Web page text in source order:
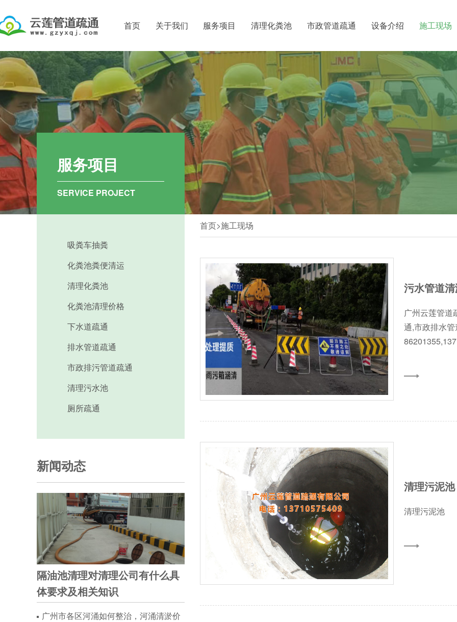
首页 关于我们
公司简介
资质证书
服务项目
吸粪车抽粪
化粪池粪便清运
清理化粪池
化粪池清理价格
下水道疏通
排水管道疏通
市政排污管道疏通
清理污水池
厕所疏通
清理化粪池 市政管道疏通 设备介绍 施工现场
广州清理化
广州市番禺
服务项目
SERVICE PROJECT
吸粪车抽粪
化粪池粪便清运
清理化粪池
化粪池清理价格
下水道疏通
排水管道疏通
市政排污管道疏通
清理污水池
厕所疏通
新闻动态
隔油池清理对清理公司有什么具
体要求及相关知识
广州市各区河涌如何整治，河涌清淤价
首页>施工现场
污水管道
广州云莲管道
通,市政排水
清理污泥池
清理污泥池